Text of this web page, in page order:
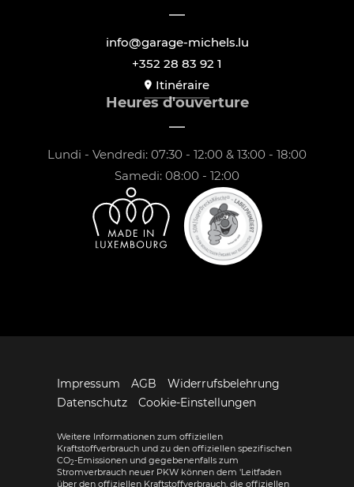
info@garage-michels.lu
+352 28 83 92 1
Itinéraire
Heures d'ouverture
Lundi - Vendredi: 07:30 - 12:00 & 13:00 - 18:00
Samedi: 08:00 - 12:00
Impressum AGB
Widerrufsbelehrung
Datenschutz
Cookie-Einstellungen
Weitere Informationen zum offiziellen
Kraftstoffverbrauch und zu den offiziellen spezifischen
CO2-Emissionen und gegebenenfalls zum
Stromverbrauch neuer PKW können dem 'Leitfaden
über den offiziellen Kraftstoffverbrauch, die offiziellen